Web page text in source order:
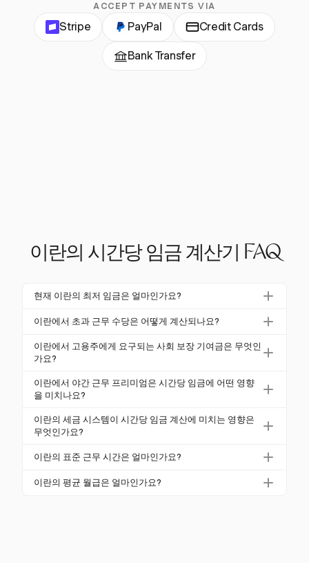
ACCEPT PAYMENTS VIA
Stripe PayPal Credit Cards
Bank Transfer
이란의 시간당 임금 계산기 FAQ
현재 이란의 최저 임금은 얼마인가요?
2026년 2월 기준으로 이란의 최저 시간당 임금은 ﷼7
0,000,000입니다.
이란에서 초과 근무 수당은 어떻게 계산되나요?
이란에서는 초과 근무 수당이 정규 시간당 임금의 1.4
배로 계산됩니다. 이는 표준 44시간 주를 초과하는 근
이란에서 고용주에게 요구되는 사회 보장 기여금은 무엇인
가요?
이란의 고용주는 직원 급여의 일부를 사회 보장 기여금
으로 원천징수해야 하며, 이는 전체 고용 비용에 영향
이란에서 야간 근무 프리미엄은 시간당 임금에 어떤 영향
을 미치나요?
이란에서 야간 근무는 일반적으로 오후 10시부터 오전
6시까지 이루어지며, 표준 시간당 임금의 135%로 보
이란의 세금 시스템이 시간당 임금 계산에 미치는 영향은
무엇인가요?
이란의 세금은 총 소득과 순 소득에 영향을 미쳐 시간
공제하고 이를 정부에 납부합니다.
이란의 표준 근무 시간은 얼마인가요?
이란의 표준 근무 주는 44시간이며, 일반적으로 토요
이란의 평균 월급은 얼마인가요?